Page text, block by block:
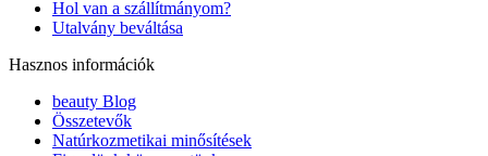
Hol van a szállítmányom?
Utalvány beváltása
Hasznos információk
beauty Blog
Összetevők
Natúrkozmetikai minősítések